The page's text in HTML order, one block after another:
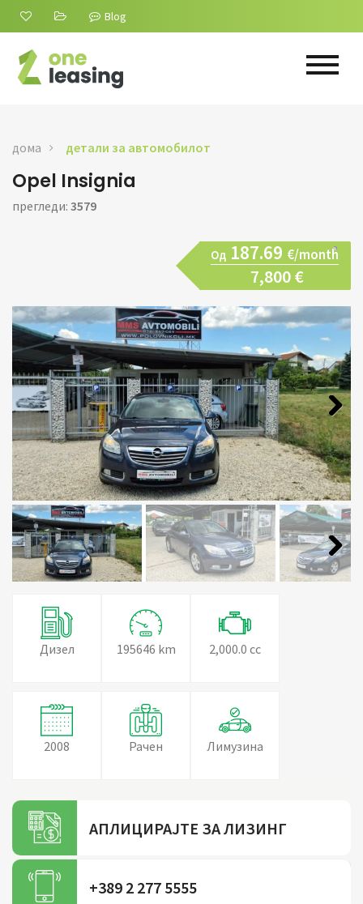
Blog
дома детали за автомобилот
Opel Insignia
прегледи: 3579
Од 187.69 €/month
7,800 €
Next
Next
Дизел 195646 km 2,000.0 cc
2008 Рачен Лимузина
АПЛИЦИРАЈТЕ ЗА ЛИЗИНГ
+389 2 277 5555